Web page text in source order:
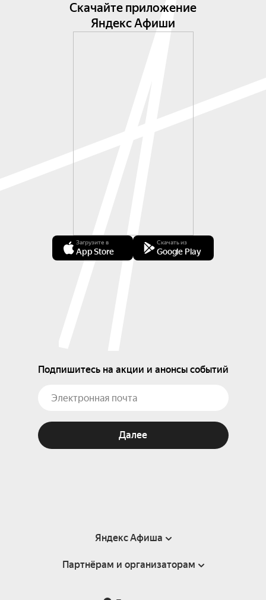
Скачайте приложение
Яндекс Афиши
Загрузите в
App Store
Скачать из
Google Play
Подпишитесь на акции и анонсы событий
Далее
Яндекс Афиша
Справка
Партнёрам и организаторам